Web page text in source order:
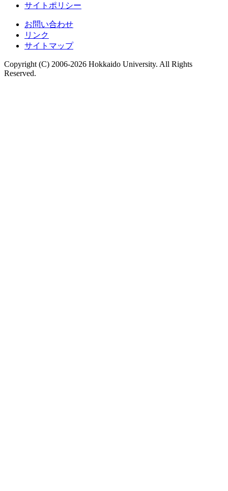
サイトポリシー
お問い合わせ
リンク
サイトマップ
Copyright (C) 2006-2026 Hokkaido University. All Rights
Reserved.